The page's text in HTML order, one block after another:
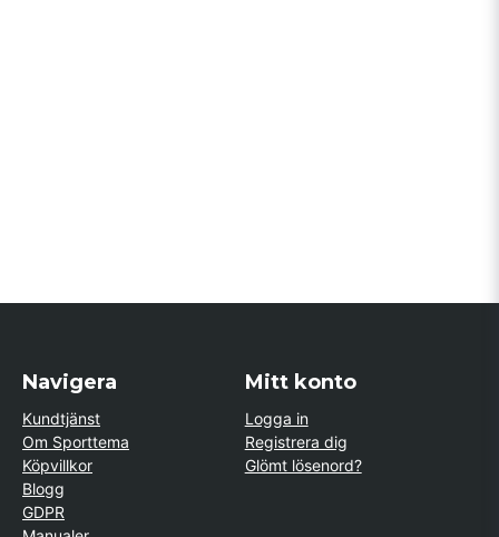
Navigera
Kundtjänst
Om Sporttema
Köpvillkor
Blogg
GDPR
Mitt konto
Logga in
Registrera dig
Glömt lösenord?